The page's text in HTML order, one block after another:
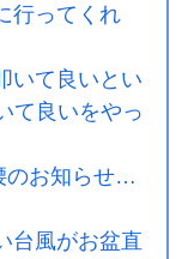
行ってくれ
いて良いとい
て良いをやっ
のお知らせ…
台風がお盆直